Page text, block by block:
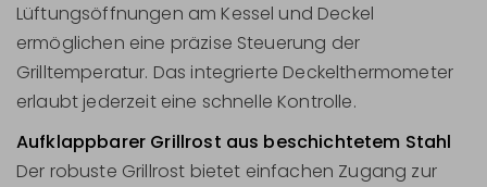
Lüftungsöffnungen am Kessel und Deckel
ermöglichen eine präzise Steuerung der
Grilltemperatur. Das integrierte Deckelthermometer
erlaubt jederzeit eine schnelle Kontrolle.
Aufklappbarer Grillrost aus beschichtetem Stahl
Der robuste Grillrost bietet einfachen Zugang zur